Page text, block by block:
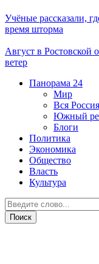
Учёные рассказали,
время шторма
Август в Ростовской
ветер
Панорама 24
Мир
Вся Россия
Южный
Блоги
Политика
Экономика
Общество
Власть
Культура